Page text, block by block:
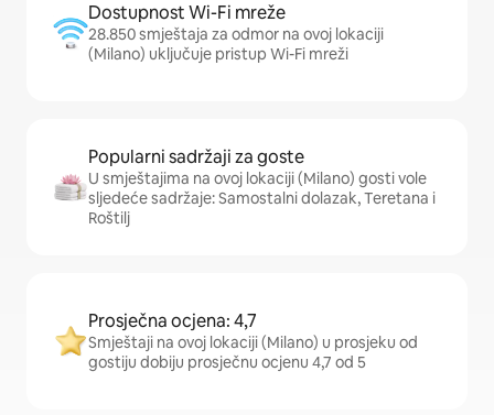
Dostupnost Wi-Fi mreže
28.850 smještaja za odmor na ovoj lokaciji
(Milano) uključuje pristup Wi-Fi mreži
Popularni sadržaji za goste
U smještajima na ovoj lokaciji (Milano) gosti vole
sljedeće sadržaje: Samostalni dolazak, Teretana i
Roštilj
Prosječna ocjena: 4,7
Smještaji na ovoj lokaciji (Milano) u prosjeku od
gostiju dobiju prosječnu ocjenu 4,7 od 5